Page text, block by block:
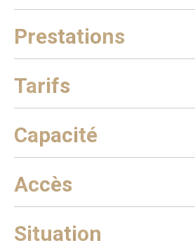
Prestations
Tarifs
Capacité
Accès
Situation